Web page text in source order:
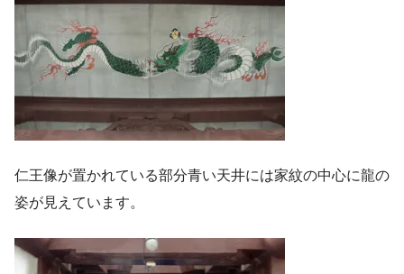
仁王像が置かれている部分青い天井には家紋の中心に龍の
姿が見えています。